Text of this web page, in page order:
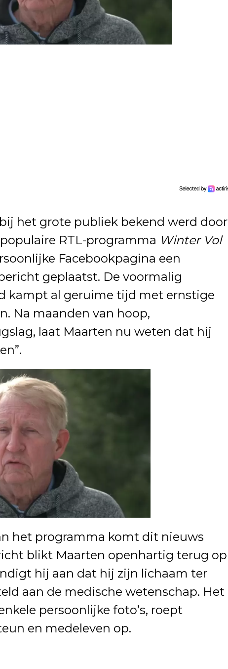
het grote publiek bekend werd door
RTL-programma Winter Vol
Facebookpagina een
geplaatst. De voormalig
kampt al geruime tijd met ernstige
Na maanden van hoop,
laat Maarten nu weten dat hij
het programma komt dit nieuws
blikt Maarten openhartig terug op
hij aan dat hij zijn lichaam ter
aan de medische wetenschap. Het
persoonlijke foto’s, roept
en medeleven op.